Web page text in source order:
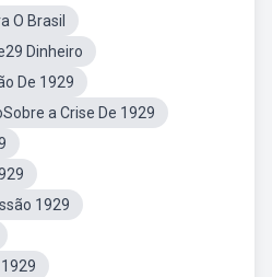
O Brasil
Dinheiro
De 1929
a Crise De 1929
1929